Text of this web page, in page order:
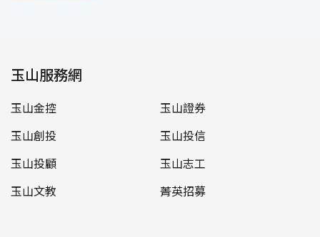
玉山服務網
玉山金控
玉山證券
玉山創投
玉山投信
玉山投顧
玉山志工
玉山文教
菁英招募